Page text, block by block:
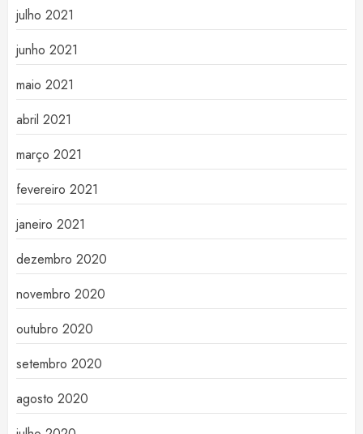
julho 2021
junho 2021
maio 2021
abril 2021
março 2021
fevereiro 2021
janeiro 2021
dezembro 2020
novembro 2020
outubro 2020
setembro 2020
agosto 2020